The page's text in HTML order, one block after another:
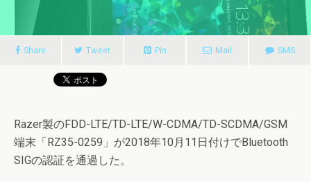
Share Tweet Pin Mail SMS
Razer製のFDD-LTE/TD-LTE/W-CDMA/TD-SCDMA/GSM
端末「RZ35-0259」が2018年10月11日付けでBluetooth
SIGの認証を通過した。